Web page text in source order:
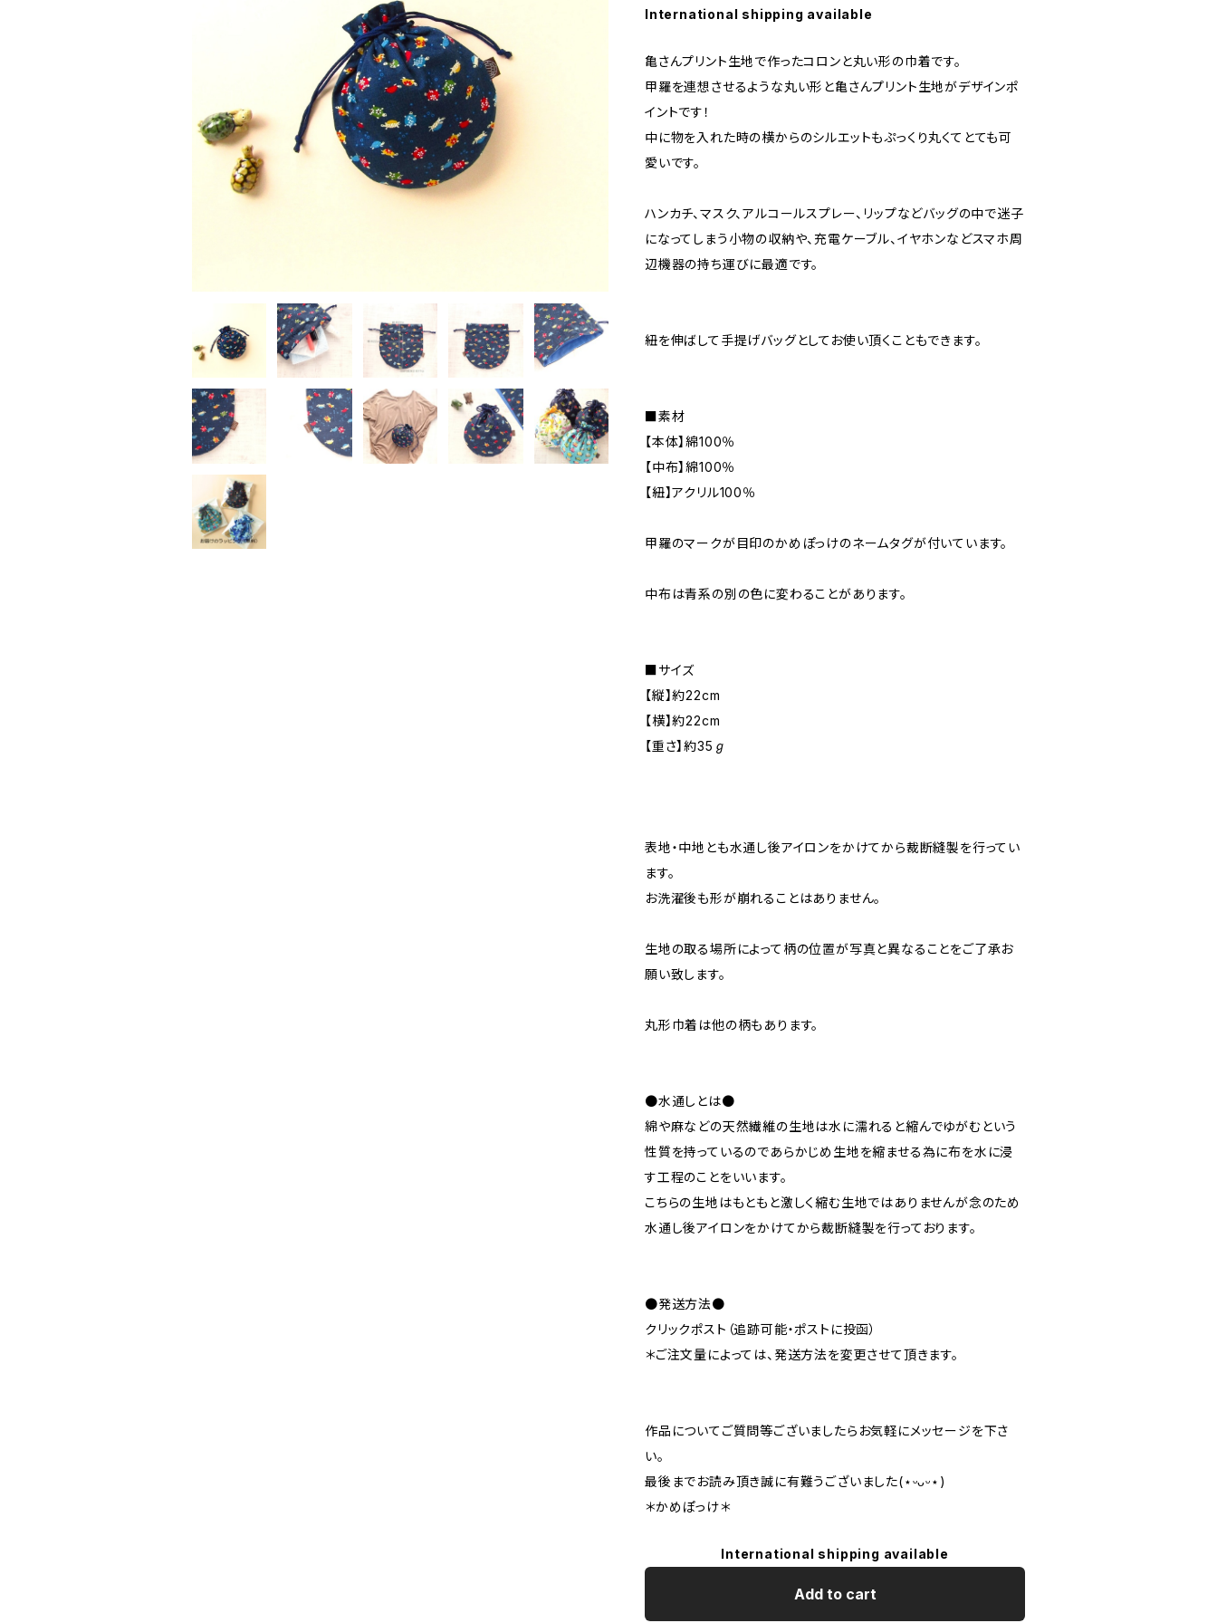
International shipping available
亀さんプリント生地で作ったコロンと丸い形の巾着です。
甲羅を連想させるような丸い形と亀さんプリント生地がデザインポ
イントです！
中に物を入れた時の横からのシルエットもぷっくり丸くてとても可
愛いです。
ハンカチ、マスク、アルコールスプレー、リップなどバッグの中で迷子
になってしまう小物の収納や、充電ケーブル、イヤホンなどスマホ周
辺機器の持ち運びに最適です。
紐を伸ばして手提げバッグとしてお使い頂くこともできます。
■素材
【本体】綿100％
【中布】綿100％
【紐】アクリル100％
甲羅のマークが目印のかめぽっけのネームタグが付いています。
中布は青系の別の色に変わることがあります。
■サイズ
【縦】約22cm
【横】約22cm
【重さ】約35ℊ
表地・中地とも水通し後アイロンをかけてから裁断縫製を行ってい
ます。
お洗濯後も形が崩れることはありません。
生地の取る場所によって柄の位置が写真と異なることをご了承お
願い致します。
丸形巾着は他の柄もあります。
●水通しとは●
綿や麻などの天然繊維の生地は水に濡れると縮んでゆがむという
性質を持っているのであらかじめ生地を縮ませる為に布を水に浸
す工程のことをいいます。
こちらの生地はもともと激しく縮む生地ではありませんが念のため
水通し後アイロンをかけてから裁断縫製を行っております。
●発送方法●
クリックポスト（追跡可能・ポストに投函）
＊ご注文量によっては、発送方法を変更させて頂きます。
作品についてご質問等ございましたらお気軽にメッセージを下さ
い。
最後までお読み頂き誠に有難うございました(⋆ᵕᴗᵕ⋆)
＊かめぽっけ＊
International shipping available
Add to cart